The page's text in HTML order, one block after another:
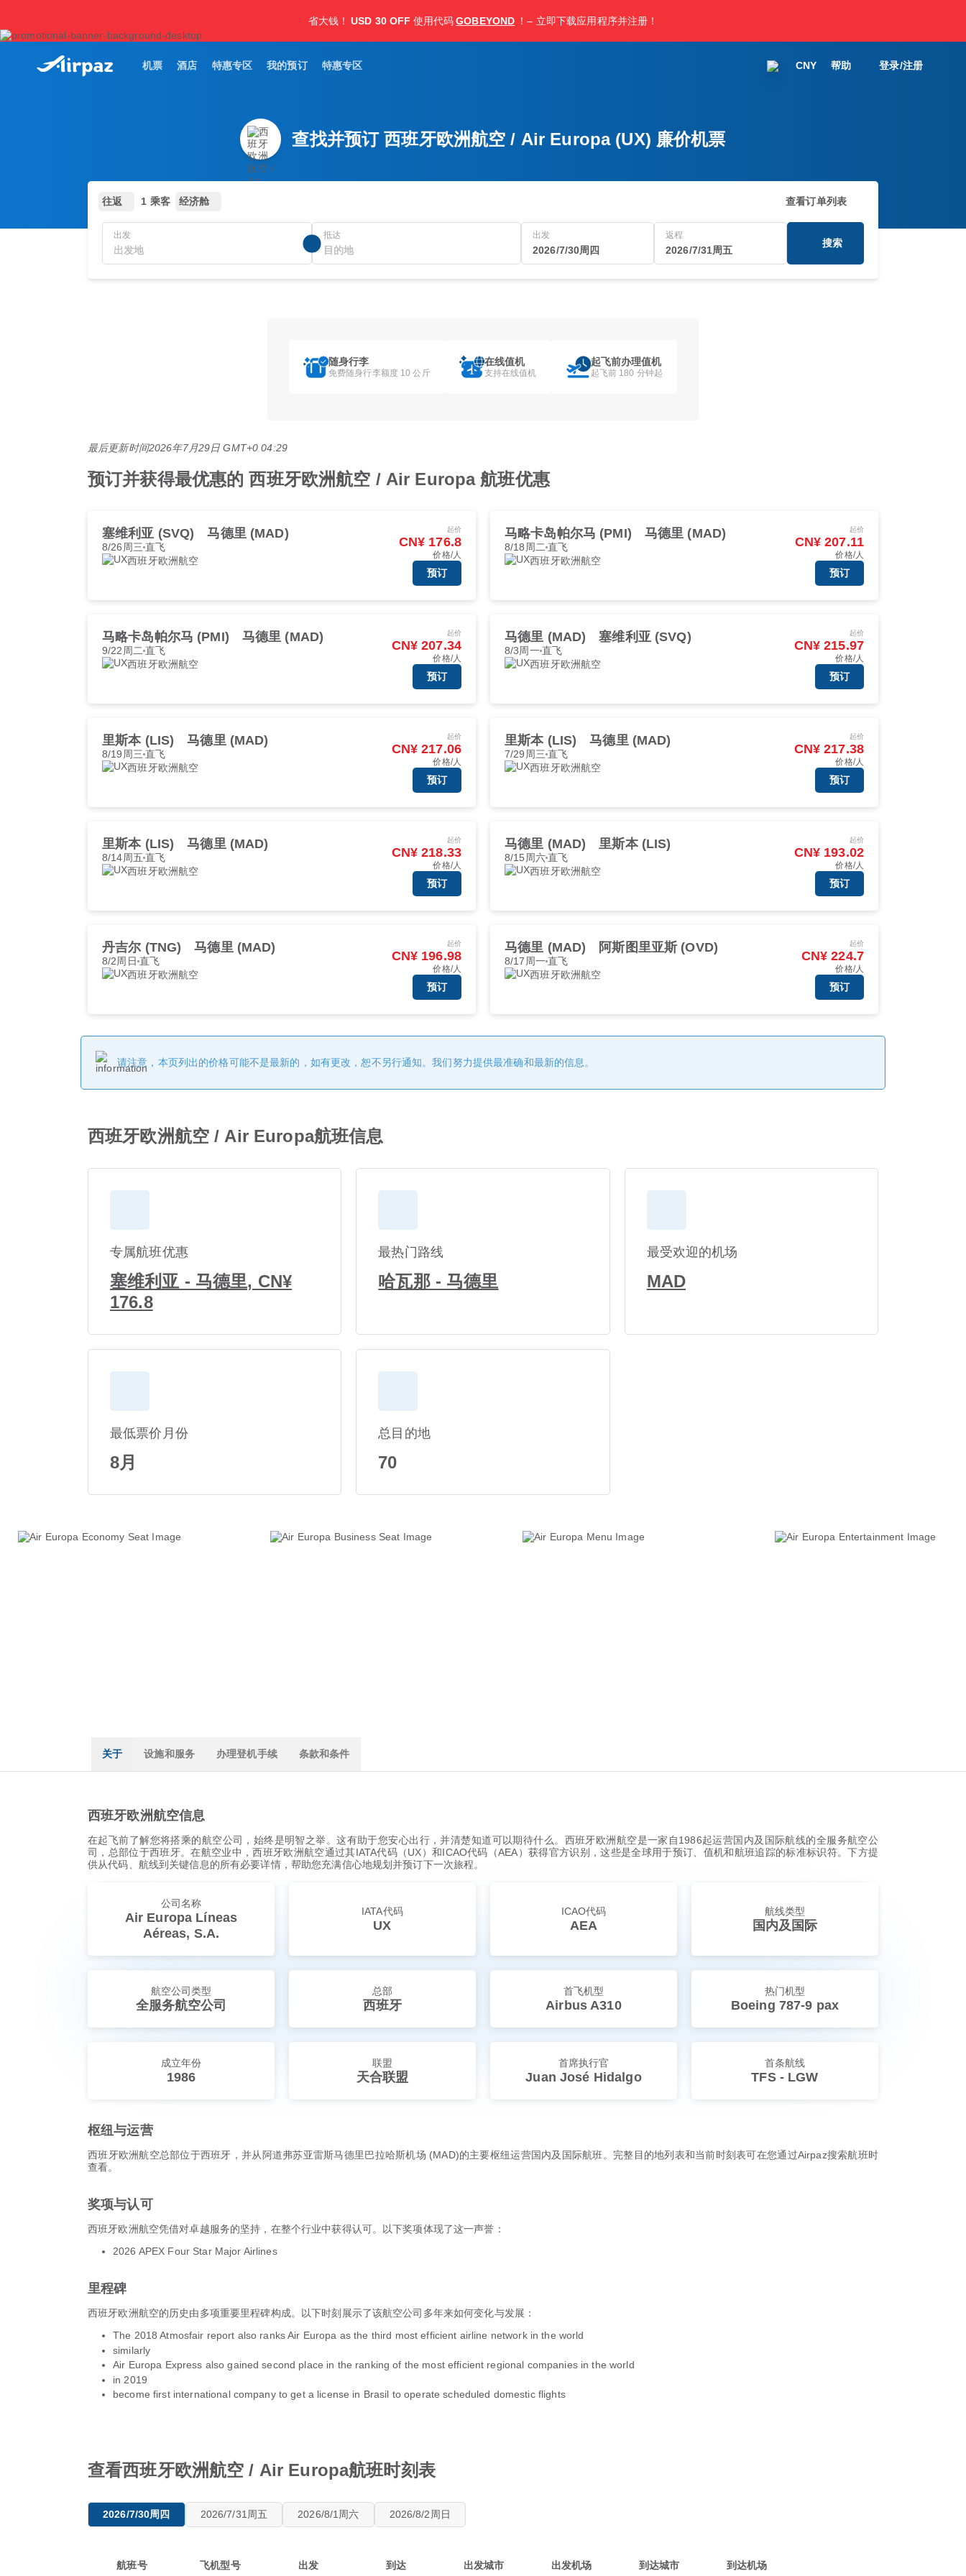
省大钱！ USD 30 OFF 使用代码GOBEYOND ！– 立即下载应用程序并注册！
机票 酒店 特惠专区 我的预订 特惠专区 CNY 帮助 登录/注册
查找并预订 西班牙欧洲航空 / Air Europa (UX) 廉价机票
往返 1 乘客 经济舱 查看订单列表
出发 抵达 出发
2026/7/30周四
返程
2026/7/31周五
搜索
随身行李
免费随身行李额度 10 公斤
在线值机
支持在线值机
起飞前办理值机
起飞前 180 分钟起
最后更新时间2026年7月29日 GMT+0 04:29
预订并获得最优惠的 西班牙欧洲航空 / Air Europa 航班优惠
塞维利亚 (SVQ) 马德里 (MAD)
8/26周三 直飞
西班牙欧洲航空
起价
CN¥ 176.8
价格/人
预订
马略卡岛帕尔马 (PMI) 马德里 (MAD)
8/18周二 直飞
西班牙欧洲航空
起价
CN¥ 207.11
价格/人
预订
马略卡岛帕尔马 (PMI) 马德里 (MAD)
9/22周二 直飞
西班牙欧洲航空
起价
CN¥ 207.34
价格/人
预订
马德里 (MAD) 塞维利亚 (SVQ)
8/3周一直飞
西班牙欧洲航空
起价
CN¥ 215.97
价格/人
预订
里斯本 (LIS) 马德里 (MAD)
8/19周三 直飞
西班牙欧洲航空
起价
CN¥ 217.06
价格/人
预订
里斯本 (LIS) 马德里 (MAD)
7/29周三 直飞
西班牙欧洲航空
起价
CN¥ 217.38
价格/人
预订
里斯本 (LIS) 马德里 (MAD)
8/14周五 直飞
西班牙欧洲航空
起价
CN¥ 218.33
价格/人
预订
马德里 (MAD) 里斯本 (LIS)
8/15周六直飞
西班牙欧洲航空
起价
CN¥ 193.02
价格/人
预订
丹吉尔 (TNG) 马德里 (MAD)
8/2周日 直飞
西班牙欧洲航空
起价
CN¥ 196.98
价格/人
预订
马德里 (MAD) 阿斯图里亚斯 (OVD)
8/17周一直飞
西班牙欧洲航空
起价
CN¥ 224.7
价格/人
预订
请注意，本页列出的价格可能不是最新的，如有更改，恕不另行通知。我们努力提供最准确和最新的信息。
西班牙欧洲航空 / Air Europa航班信息
专属航班优惠
塞维利亚 - 马德里, CN¥
176.8
最热门路线
哈瓦那 - 马德里
最受欢迎的机场
MAD
最低票价月份
8月
总目的地
70
关于 设施和服务 办理登机手续 条款和条件
西班牙欧洲航空信息
在起飞前了解您将搭乘的航空公司，始终是明智之举。这有助于您安心出行，并清楚知道可以期待什么。西班牙欧洲航空是一家自1986起运营国内及国际航线的全服务航空公
司，总部位于西班牙。在航空业中，西班牙欧洲航空通过其IATA代码（UX）和ICAO代码（AEA）获得官方识别，这些是全球用于预订、值机和航班追踪的标准标识符。下方提
供从代码、航线到关键信息的所有必要详情，帮助您充满信心地规划并预订下一次旅程。
公司名称
Air Europa Líneas
Aéreas, S.A.
IATA代码
UX
ICAO代码
AEA
航线类型
国内及国际
航空公司类型
全服务航空公司
总部
西班牙
首飞机型
Airbus A310
热门机型
Boeing 787-9 pax
成立年份
1986
联盟
天合联盟
首席执行官
Juan José Hidalgo
首条航线
TFS - LGW
枢纽与运营
西班牙欧洲航空总部位于西班牙，并从阿道弗苏亚雷斯马德里巴拉哈斯机场 (MAD)的主要枢纽运营国内及国际航班。完整目的地列表和当前时刻表可在您通过Airpaz搜索航班时
查看。
奖项与认可
西班牙欧洲航空凭借对卓越服务的坚持，在整个行业中获得认可。以下奖项体现了这一声誉：
2026 APEX Four Star Major Airlines
里程碑
西班牙欧洲航空的历史由多项重要里程碑构成。以下时刻展示了该航空公司多年来如何变化与发展：
The 2018 Atmosfair report also ranks Air Europa as the third most efficient airline network in the world
similarly
Air Europa Express also gained second place in the ranking of the most efficient regional companies in the world
in 2019
become first international company to get a license in Brasil to operate scheduled domestic flights
查看西班牙欧洲航空 / Air Europa航班时刻表
2026/7/30周四 2026/7/31周五 2026/8/1周六 2026/8/2周日
航班号 飞机型号 出发 到达 出发城市 出发机场 到达城市 到达机场